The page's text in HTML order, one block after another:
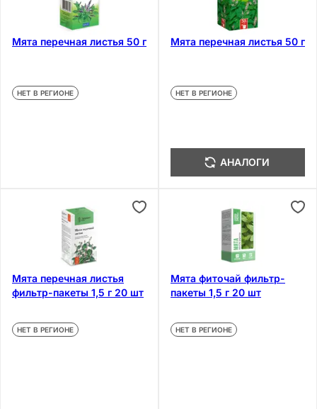
Мята перечная листья 50 г
НЕТ В РЕГИОНЕ
Мята перечная листья 50 г
НЕТ В РЕГИОНЕ
АНАЛОГИ
Мята перечная листья
фильтр-пакеты 1,5 г 20 шт
НЕТ В РЕГИОНЕ
Мята фиточай фильтр-
пакеты 1,5 г 20 шт
НЕТ В РЕГИОНЕ